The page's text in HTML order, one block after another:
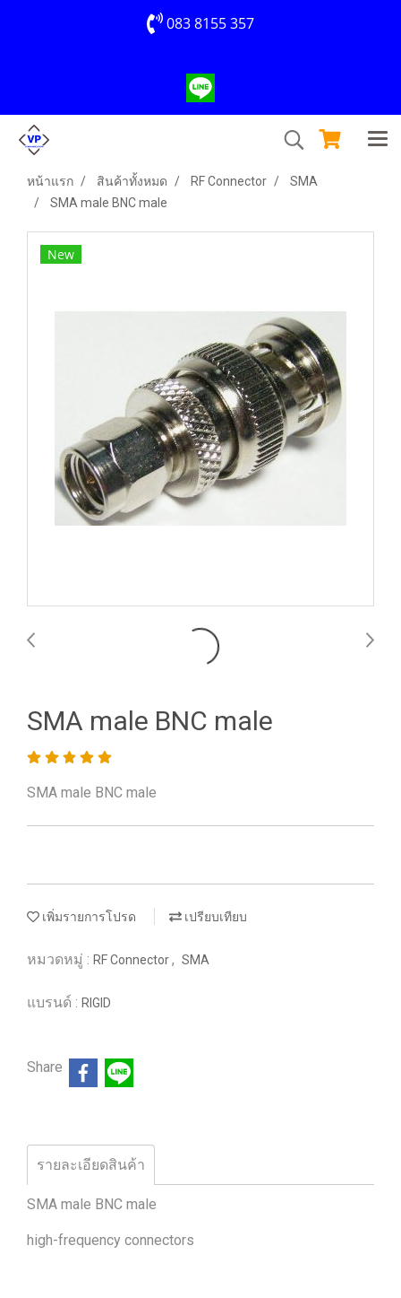
083 8155 357
หน้าแรก สินค้าทั้งหมด RF Connector
SMA
SMA male BNC male
New
SMA male BNC male
SMA male BNC male
เพิ่มรายการโปรด เปรียบเทียบ
หมวดหมู่ : RF Connector, SMA
แบรนด์ : RIGID
Share
รายละเอียดสินค้า
SMA male BNC male
high-frequency connectors